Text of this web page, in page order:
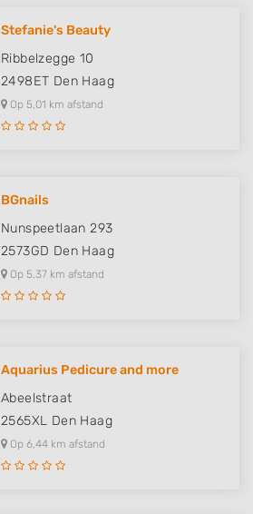
Stefanie's Beauty
Ribbelzegge 10
2498ET Den Haag
Op 5,01 km afstand
BGnails
Nunspeetlaan 293
2573GD Den Haag
Op 5,37 km afstand
Aquarius Pedicure and more
Abeelstraat
2565XL Den Haag
Op 6,44 km afstand